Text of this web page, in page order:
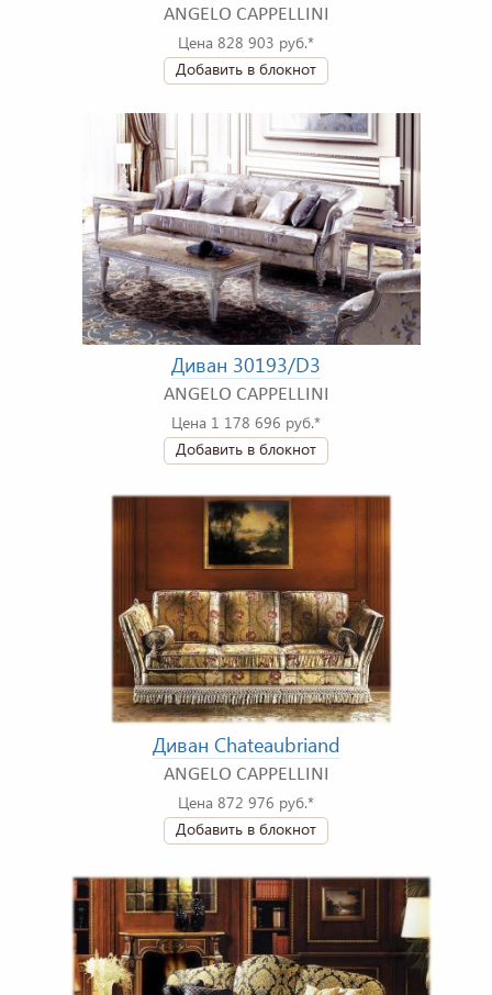
ANGELO CAPPELLINI
Цена 828 903 руб.*
Добавить в блокнот
Диван 30193/D3
ANGELO CAPPELLINI
Цена 1 178 696 руб.*
Добавить в блокнот
Диван Chateaubriand
ANGELO CAPPELLINI
Цена 872 976 руб.*
Добавить в блокнот